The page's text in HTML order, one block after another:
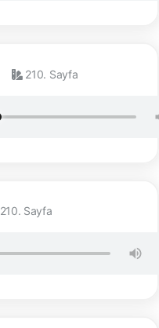
210. Sayfa
210. Sayfa